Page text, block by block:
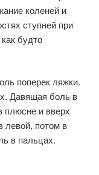
коленей и
ступней при
будто
поперек ляжки.
Да­вящая боль в
плюсне и вверх
левой, потом в
в пальцах.